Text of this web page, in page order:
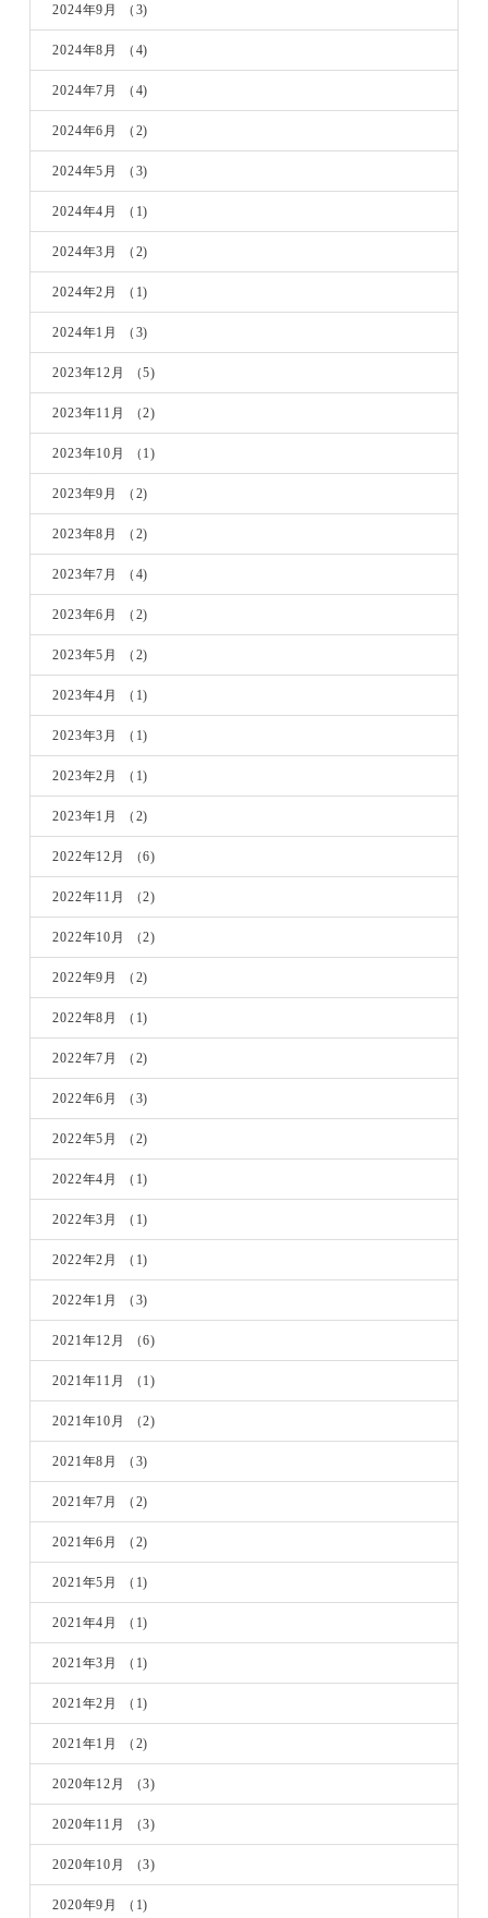
2024年9月 （3)
2024年8月 （4)
2024年7月 （4)
2024年6月 （2)
2024年5月 （3)
2024年4月 （1)
2024年3月 （2)
2024年2月 （1)
2024年1月 （3)
2023年12月 （5)
2023年11月 （2)
2023年10月 （1)
2023年9月 （2)
2023年8月 （2)
2023年7月 （4)
2023年6月 （2)
2023年5月 （2)
2023年4月 （1)
2023年3月 （1)
2023年2月 （1)
2023年1月 （2)
2022年12月 （6)
2022年11月 （2)
2022年10月 （2)
2022年9月 （2)
2022年8月 （1)
2022年7月 （2)
2022年6月 （3)
2022年5月 （2)
2022年4月 （1)
2022年3月 （1)
2022年2月 （1)
2022年1月 （3)
2021年12月 （6)
2021年11月 （1)
2021年10月 （2)
2021年8月 （3)
2021年7月 （2)
2021年6月 （2)
2021年5月 （1)
2021年4月 （1)
2021年3月 （1)
2021年2月 （1)
2021年1月 （2)
2020年12月 （3)
2020年11月 （3)
2020年10月 （3)
2020年9月 （1)